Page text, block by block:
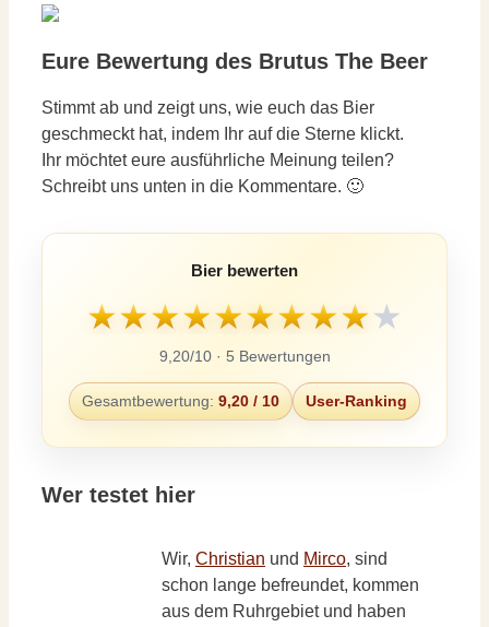
Eure Bewertung des Brutus The Beer
Stimmt ab und zeigt uns, wie euch das Bier
geschmeckt hat, indem Ihr auf die Sterne klickt.
Ihr möchtet eure ausführliche Meinung teilen?
Schreibt uns unten in die Kommentare. 🙂
Bier bewerten
★★★★★★★★★★
9,20/10 · 5 Bewertungen
Gesamtbewertung: 9,20 / 10 User-Ranking
Wer testet hier
Wir, Christian und Mirco, sind
schon lange befreundet, kommen
aus dem Ruhrgebiet und haben